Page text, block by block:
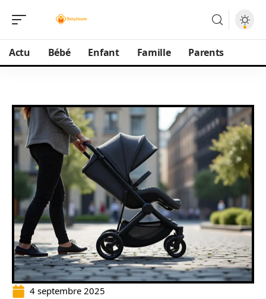
Actu Bébé Enfant Famille Parents
4 septembre 2025